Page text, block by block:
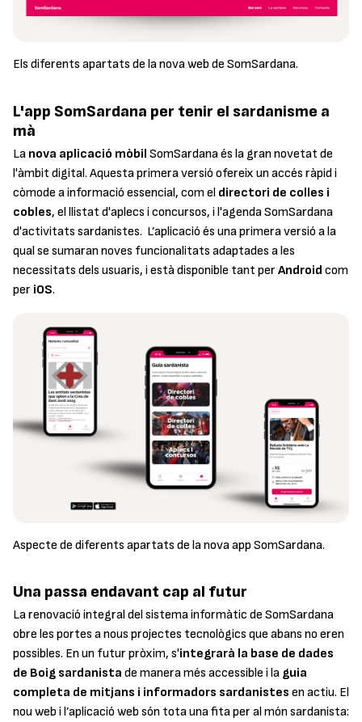
Els diferents apartats de la nova web de SomSardana.
L'app SomSardana per tenir el sardanisme a
mà
La nova aplicació mòbil SomSardana és la gran novetat de
l'àmbit digital. Aquesta primera versió ofereix un accés ràpid i
còmode a informació essencial, com el directori de colles i
cobles, el llistat d'aplecs i concursos, i l'agenda SomSardana
d'activitats sardanistes. L’aplicació és una primera versió a la
qual se sumaran noves funcionalitats adaptades a les
necessitats dels usuaris, i està disponible tant per Android com
per iOS.
Aspecte de diferents apartats de la nova app SomSardana.
Una passa endavant cap al futur
La renovació integral del sistema informàtic de SomSardana
obre les portes a nous projectes tecnològics que abans no eren
possibles. En un futur pròxim, s'integrarà la base de dades
de Boig sardanista de manera més accessible i la guia
completa de mitjans i informadors sardanistes en actiu. El
nou web i l’aplicació web són tota una fita per al món sardanista: